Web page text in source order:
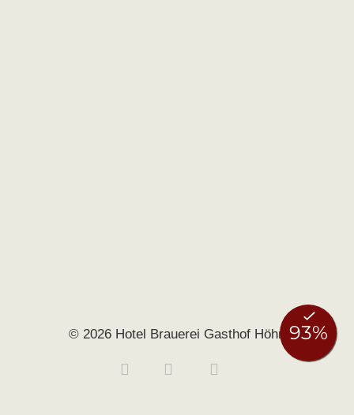
© 2026 Hotel Brauerei Gasthof Höhn